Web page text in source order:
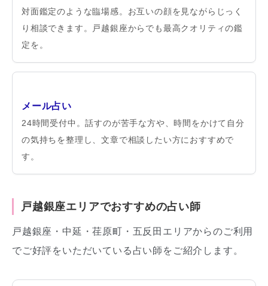
対面鑑定のような臨場感。お互いの顔を見ながらじっく
り相談できます。戸越銀座からでも最高クオリティの鑑
定を。
メール占い
24時間受付中。話すのが苦手な方や、時間をかけて自分
の気持ちを整理し、文章で相談したい方におすすめで
す。
戸越銀座エリアでおすすめの占い師
戸越銀座・中延・荏原町・五反田エリアからのご利用
でご好評をいただいている占い師をご紹介します。